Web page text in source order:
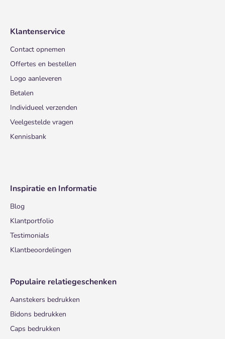
Klantenservice
Contact opnemen
Offertes en bestellen
Logo aanleveren
Betalen
Individueel verzenden
Veelgestelde vragen
Kennisbank
Inspiratie en Informatie
Blog
Klantportfolio
Testimonials
Klantbeoordelingen
Populaire relatiegeschenken
Aanstekers bedrukken
Bidons bedrukken
Caps bedrukken